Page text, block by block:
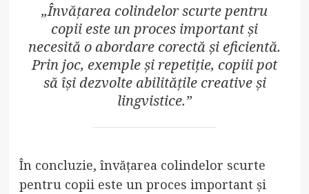
„Învățarea colindelor scurte pentru
copii este un proces important și
necesită o abordare corectă și eficientă.
Prin joc, exemple și repetiție, copiii pot
să își dezvolte abilitățile creative și
lingvistice.”
În concluzie, învățarea colindelor scurte
pentru copii este un proces important și